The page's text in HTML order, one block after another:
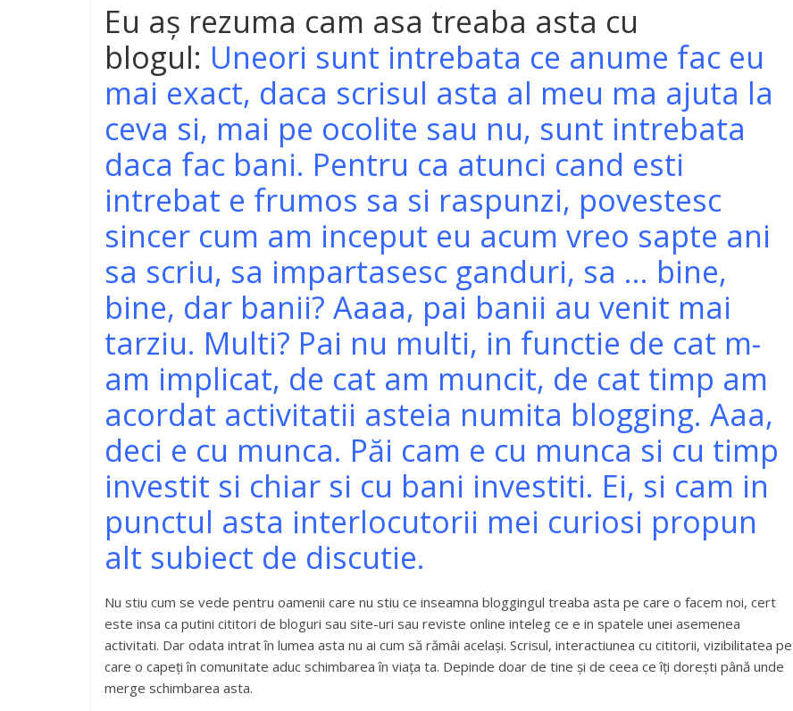
Eu aș rezuma cam asa treaba asta cu
blogul: Uneori sunt intrebata ce anume fac eu
mai exact, daca scrisul asta al meu ma ajuta la
ceva si, mai pe ocolite sau nu, sunt intrebata
daca fac bani. Pentru ca atunci cand esti
intrebat e frumos sa si raspunzi, povestesc
sincer cum am inceput eu acum vreo sapte ani
sa scriu, sa impartasesc ganduri, sa … bine,
bine, dar banii? Aaaa, pai banii au venit mai
tarziu. Multi? Pai nu multi, in functie de cat m-
am implicat, de cat am muncit, de cat timp am
acordat activitatii asteia numita blogging. Aaa,
deci e cu munca. Păi cam e cu munca si cu timp
investit si chiar si cu bani investiti. Ei, si cam in
punctul asta interlocutorii mei curiosi propun
alt subiect de discutie.
Nu stiu cum se vede pentru oamenii care nu stiu ce inseamna bloggingul treaba asta pe care o facem noi, cert
este insa ca putini cititori de bloguri sau site-uri sau reviste online inteleg ce e in spatele unei asemenea
activitati. Dar odata intrat în lumea asta nu ai cum să rămâi același. Scrisul, interactiunea cu cititorii, vizibilitatea pe
care o capeți în comunitate aduc schimbarea în viața ta. Depinde doar de tine și de ceea ce îți dorești până unde
merge schimbarea asta.